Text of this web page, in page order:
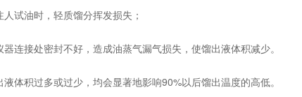
油时，轻质馏分挥发损失；
接处密封不好，造成油蒸气漏气损失，使馏出液体积减少。
积过多或过少，均会显著地影响90%以后馏出温度的高低。